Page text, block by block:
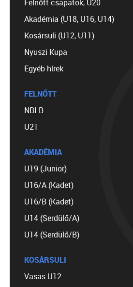
Felnőtt csapatok, U20
Akadémia (U18, U16, U14)
Kosársuli (U12, U11)
Nyuszi Kupa
Egyéb hírek
FELNŐTT
NBI B
U21
AKADÉMIA
U19 (Junior)
U16/A (Kadet)
U16/B (Kadet)
U14 (Serdülő/A)
U14 (Serdülő/B)
KOSÁRSULI
Vasas U12